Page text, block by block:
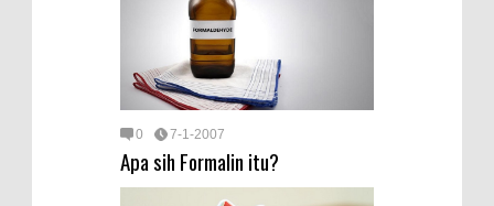
0 7-1-2007
Apa sih Formalin itu?